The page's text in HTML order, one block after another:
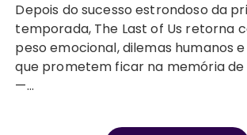
Depois do sucesso estrondoso da primeira
temporada, The Last of Us retorna
peso emocional, dilemas humanos
que prometem ficar na memória de
—…